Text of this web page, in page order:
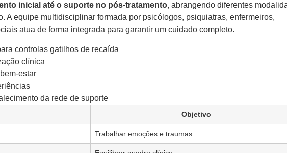
inicial até o suporte no pós-tratamento, abrangendo diferentes
A equipe multidisciplinar formada por psicólogos, psiquiatras, enfermeiros,
atua de forma integrada para garantir um cuidado completo.
controlas gatilhos de recaída
clínica
estar
da rede de suporte
Objetivo
Trabalhar emoções e traumas